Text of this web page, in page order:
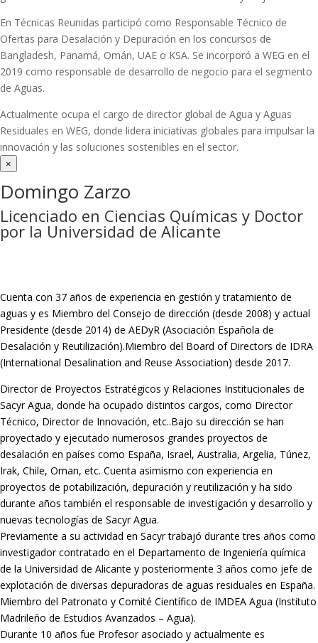
En Técnicas Reunidas participó como Responsable Técnico de
Ofertas para Desalación y Depuración en los concursos de
Bangladesh, Panamá, Omán, UAE o KSA. Se incorporó a WEG en el
2019 como responsable de desarrollo de negocio para el segmento
de Aguas.
Actualmente ocupa el cargo de director global de Agua y Aguas
Residuales en WEG, donde lidera iniciativas globales para impulsar la
innovación y las soluciones sostenibles en el sector.
×
Domingo Zarzo
Licenciado en Ciencias Químicas y Doctor
por la Universidad de Alicante
Cuenta con 37 años de experiencia en gestión y tratamiento de
aguas y es Miembro del Consejo de dirección (desde 2008) y actual
Presidente (desde 2014) de AEDyR (Asociación Española de
Desalación y Reutilización).Miembro del Board of Directors de IDRA
(International Desalination and Reuse Association) desde 2017.
Director de Proyectos Estratégicos y Relaciones Institucionales de
Sacyr Agua, donde ha ocupado distintos cargos, como Director
Técnico, Director de Innovación, etc..Bajo su dirección se han
proyectado y ejecutado numerosos grandes proyectos de
desalación en países como España, Israel, Australia, Argelia, Túnez,
Irak, Chile, Oman, etc. Cuenta asimismo con experiencia en
proyectos de potabilización, depuración y reutilización y ha sido
durante años también el responsable de investigación y desarrollo y
nuevas tecnologías de Sacyr Agua.
Previamente a su actividad en Sacyr trabajó durante tres años como
investigador contratado en el Departamento de Ingeniería química
de la Universidad de Alicante y posteriormente 3 años como jefe de
explotación de diversas depuradoras de aguas residuales en España.
Miembro del Patronato y Comité Científico de IMDEA Agua (Instituto
Madrileño de Estudios Avanzados – Agua).
Durante 10 años fue Profesor asociado y actualmente es